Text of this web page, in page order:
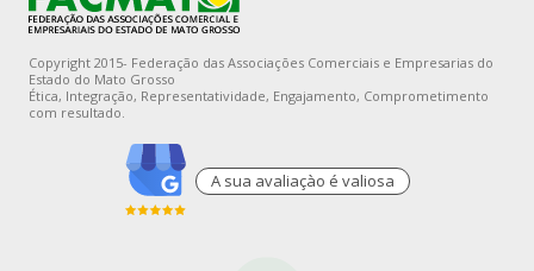
Copyright 2015- Federação das Associações Comerciais e Empresarias do
Estado do Mato Grosso
Ética, Integração, Representatividade, Engajamento, Comprometimento
com resultado.
A sua avaliaçào é valiosa